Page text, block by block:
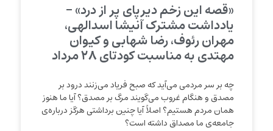
«قصه این زخم دیرپای پر از درد» –
یادداشت مشترک آنیشا اسدالهی،
مهران رئوف، رضا شهابی و کیوان
مهتدی به مناسبت کودتای ۲۸ مرداد
چه بر سر مردمی می‌آید که صبح فریاد می‌زنند درود بر
مصدق و هنگام غروب می‌گویند مرگ بر مصدق؟ آیا ما هنوز
همان مردم هستیم؟ اصلاً آیا چنین برداشتی هرگز درباره‌ی
جامعه‌ی ما مصداق داشته است؟